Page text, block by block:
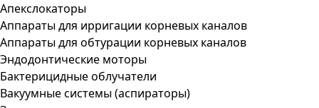
Апекслокаторы
Аппараты для ирригации корневых каналов
Аппараты для обтурации корневых каналов
Эндодонтические моторы
Бактерицидные облучатели
Вакуумные системы (аспираторы)